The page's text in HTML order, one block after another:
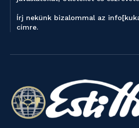
Írj nekünk bizalommal az
címre.